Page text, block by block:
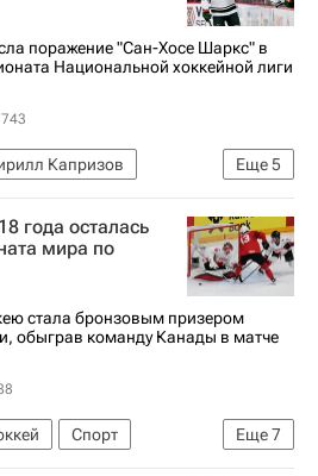
поражение "Сан-Хосе Шаркс" в
Национальной хоккейной лиги
743
Еще5
Капризов
Юханссон
Хосе Шаркс
лига (НХЛ)
года осталась
мира по
стала бронзовым призером
обыграв команду Канады в матче
Еще7
Спорт
Чехия
Эрик Карлссон